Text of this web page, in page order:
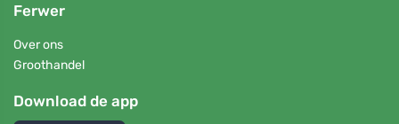
Ferwer
Over ons
Groothandel
Download de app